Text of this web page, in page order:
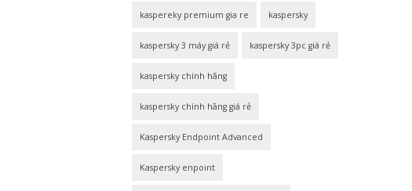
kaspereky premium gia re kaspersky
kaspersky 3 máy giá rẻ kaspersky 3pc giá rẻ
kaspersky chính hãng
kaspersky chính hãng giá rẻ
Kaspersky Endpoint Advanced
Kaspersky enpoint